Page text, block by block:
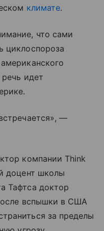
климате.
что сами
циклоспороза
речь идет
—
компании Think
доцент школы
Тафтса доктор
вспышки в США
за пределы